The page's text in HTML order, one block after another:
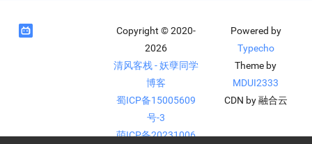

Copyright © 2020-
2026
清风客栈 - 妖孽同学
博客
蜀ICP备15005609
号-3
萌ICP备20231006
Powered by
Typecho
Theme by
MDUI2333
CDN by 融合云